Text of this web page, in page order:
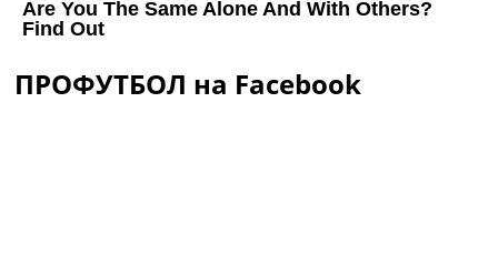
ПРОФУТБОЛ на Facebook